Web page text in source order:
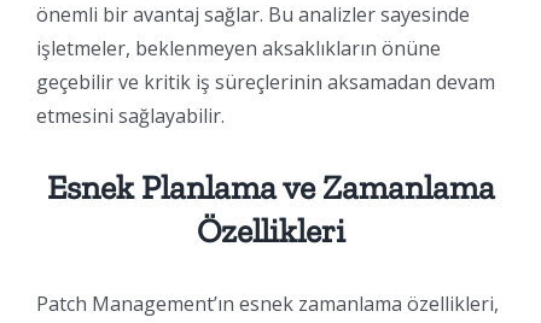
önemli bir avantaj sağlar. Bu analizler sayesinde
işletmeler, beklenmeyen aksaklıkların önüne
geçebilir ve kritik iş süreçlerinin aksamadan devam
etmesini sağlayabilir.
Esnek Planlama ve Zamanlama
Özellikleri
Patch Management’ın esnek zamanlama özellikleri,